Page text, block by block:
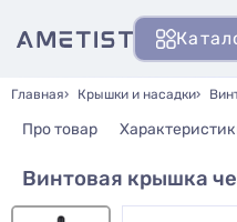
Главная Крышки и насадки
Про товар
Винтовая крышка